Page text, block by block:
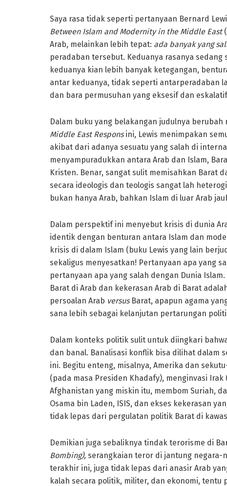
Saya rasa tidak seperti pertanyaan Bernard
Between Islam and Modernity in the Middle East
Arab, melainkan lebih tepat: ada banyak yang
peradaban tersebut. Keduanya rasanya sedang
keduanya kian lebih banyak ketegangan,
antar keduanya, tidak seperti antarperadaban
dan bara permusuhan yang eksesif dan
Dalam buku yang belakangan judulnya berubah
Middle East Responsini, Lewis menimpakan
akibat dari adanya sesuatu yang salah di
menyampuradukkan antara Arab dan Islam,
Kristen. Benar, sangat sulit memisahkan Barat
secara ideologis dan teologis sangat lah
bukan hanya Arab, bahkan Islam di luar Arab
Dalam perspektif ini menyebut krisis di dunia
identik dengan benturan antara Islam dan
krisis di dalam Islam (buku Lewis yang lain
sekaligus menyesatkan! Pertanyaan apa yang
pertanyaan apa yang salah dengan Dunia
Barat di Arab dan kekerasan Arab di Barat
persoalan Arab versusBarat, apapun agama
sana lebih sebagai kelanjutan pertarungan
Dalam konteks politik sulit untuk diingkari
dan banal. Banalisasi konflik bisa dilihat dalam
ini. Begitu enteng, misalnya, Amerika dan
(pada masa Presiden Khadafy), menginvasi
Afghanistan yang miskin itu, membom Suriah,
Osama bin Laden, ISIS, dan ekses kekerasan
tidak lepas dari pergulatan politik Barat di
Demikian juga sebaliknya tindak terorisme di
Bombing), serangkaian teror di jantung negara-
terakhir ini, juga tidak lepas dari anasir Arab
kalah secara politik, militer, dan ekonomi,